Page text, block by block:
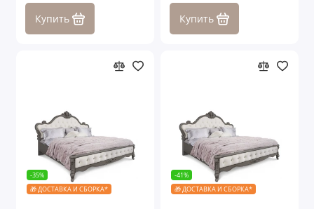
Купить Купить
-35%
🎁 ДОСТАВКА И СБОРКА*
-41%
🎁 ДОСТАВКА И СБОРКА*